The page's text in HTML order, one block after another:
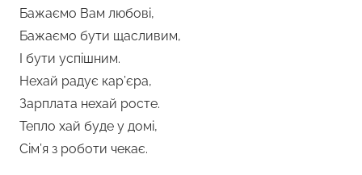
Бажаємо Вам любові,
Бажаємо бути щасливим,
І бути успішним.
Нехай радує кар’єра,
Зарплата нехай росте.
Тепло хай буде у домі,
Сім’я з роботи чекає.